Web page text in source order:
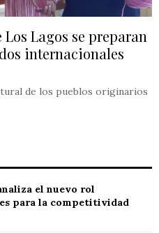
Lagos se preparan
internacionales
de los pueblos originarios
el nuevo rol
para la competitividad